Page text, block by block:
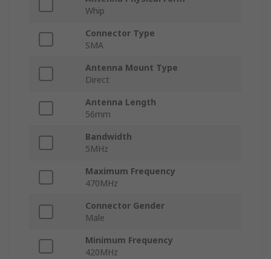
Whip
Connector Type
SMA
Antenna Mount Type
Direct
Antenna Length
56mm
Bandwidth
5MHz
Maximum Frequency
470MHz
Connector Gender
Male
Minimum Frequency
420MHz